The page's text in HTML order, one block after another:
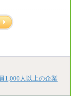
いません
員・準社員）
を含む
4,000円）
1,000人以上の企業